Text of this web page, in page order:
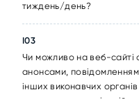
тиждень/день?
I03
Чи можливо на веб-сайті
анонсами,
інших виконавчих